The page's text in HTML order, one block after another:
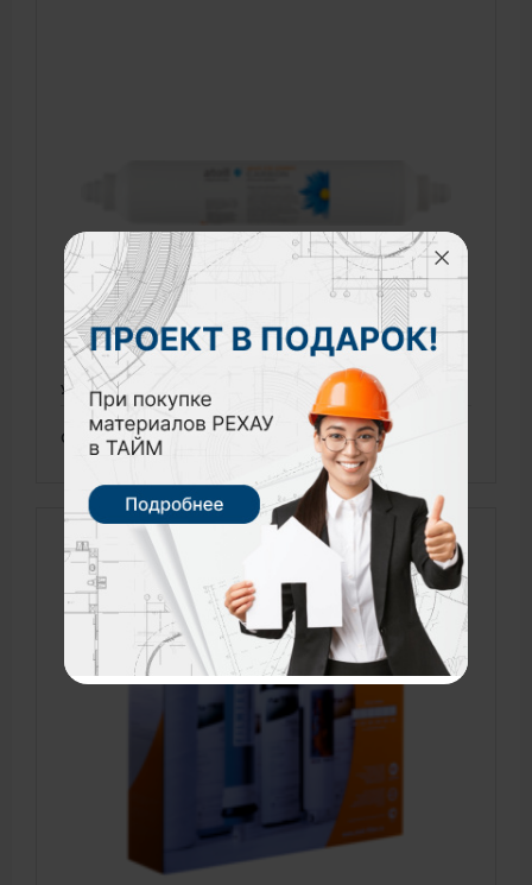
Угольный постфильтр Atoll ck-2586c
911 р.